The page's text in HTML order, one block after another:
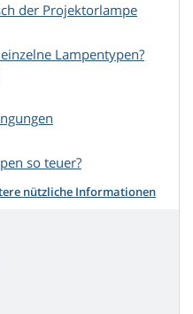
der Projektorlampe
Lampentypen?
so teuer?
nützliche Informationen